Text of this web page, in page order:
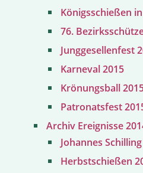
Königsschießen
76.
Junggesellenfest
Karneval 2015
Krönungsball
Patronatsfest
Archiv Ereignisse
Johannes
Herbstschießen